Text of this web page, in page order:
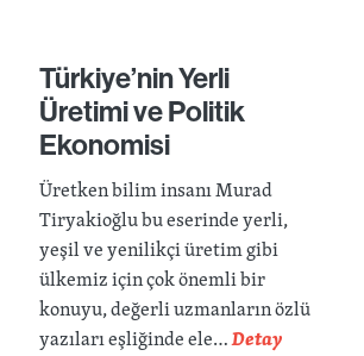
Türkiye’nin Yerli
Üretimi ve Politik
Ekonomisi
Üretken bilim insanı Murad
Tiryakioğlu bu eserinde yerli,
yeşil ve yenilikçi üretim gibi
ülkemiz için çok önemli bir
konuyu, değerli uzmanların özlü
yazıları eşliğinde ele…Detay